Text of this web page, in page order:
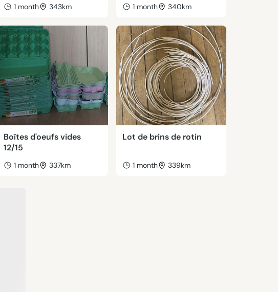
1 month 343km 1 month 340km
Boîtes d'oeufs vides
12/15
1 month 337km
Lot de brins de rotin
1 month 339km